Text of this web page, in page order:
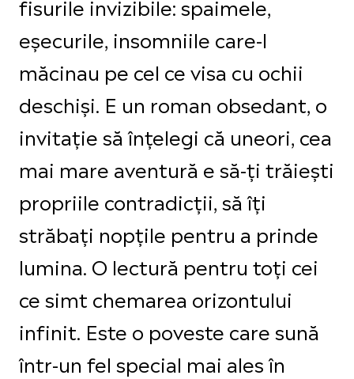
eșecurile, insomniile care-l
măcinau pe cel ce visa cu ochii
deschiși. E un roman obsedant, o
invitație să înțelegi că uneori, cea
mai mare aventură e să-ți trăiești
propriile contradicții, să îți
străbați nopțile pentru a prinde
lumina. O lectură pentru toți cei
ce simt chemarea orizontului
infinit. Este o poveste care sună
într-un fel special mai ales în